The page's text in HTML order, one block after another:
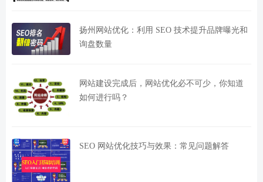
扬州网站优化：利用 SEO 技术提升品牌曝光和
询盘数量
网站建设完成后，网站优化必不可少，你知道
如何进行吗？
SEO 网站优化技巧与效果：常见问题解答